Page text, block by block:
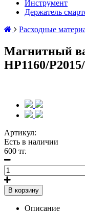
Инструмент
Держатель
Расходные
Магнитный
HP1160/
Артикул:
Есть в наличии
600 тг.
В корзину
Описание